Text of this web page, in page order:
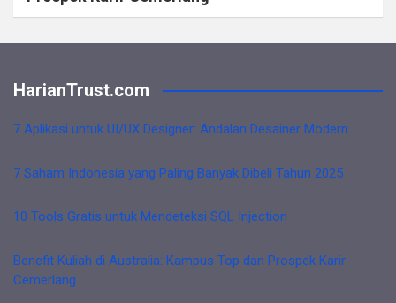
HarianTrust.com
7 Aplikasi untuk UI/UX Designer: Andalan Desainer Modern
7 Saham Indonesia yang Paling Banyak Dibeli Tahun 2025
10 Tools Gratis untuk Mendeteksi SQL Injection
Benefit Kuliah di Australia: Kampus Top dan Prospek Karir
Cemerlang